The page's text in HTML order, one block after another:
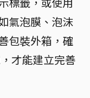
氣泡膜、泡沫
包裝外箱，確
才能建立完善